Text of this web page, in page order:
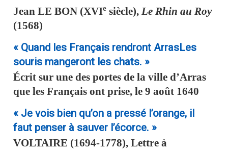
JeanLE BON (XVIe siècle), Le Rhin au Roy
(1568)
« Quand les Français rendront ArrasLes
souris mangeront les chats. »
Écrit sur une des portes de la ville d’Arras
que les Français ont prise, le 9 août 1640
« Je vois bien qu’on a pressé l’orange, il
faut penser à sauver l’écorce. »
VOLTAIRE (1694-1778), Lettre à